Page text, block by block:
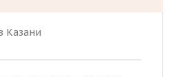
Казани